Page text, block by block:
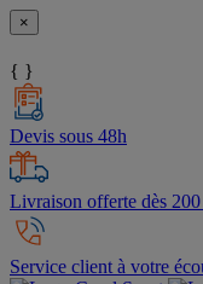
×
{ }
Devis sous 48h
Livraison offerte dès
Service client à votre